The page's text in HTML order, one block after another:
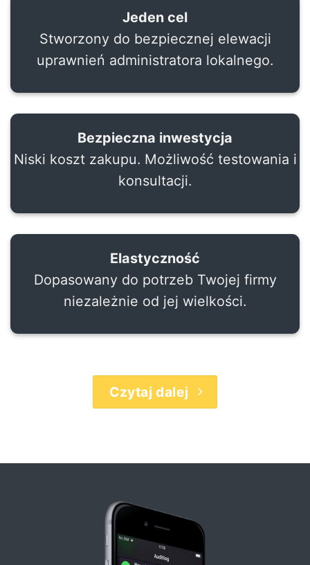
Jeden cel
Stworzony do bezpiecznej elewacji
uprawnień administratora lokalnego.
Bezpieczna inwestycja
Niski koszt zakupu. Możliwość testowania i
konsultacji.
Elastyczność
Dopasowany do potrzeb Twojej firmy
niezależnie od jej wielkości.
Czytaj dalej